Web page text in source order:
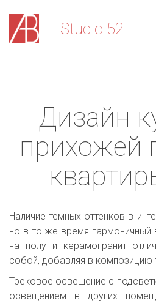
Stu­­­­dio 52
Дизайн
прихожей
Наличие темных оттенков в
но в то же время
на полу и керамогранит
собой, добавляя в композицию
Трековое освещение с
освещением в других